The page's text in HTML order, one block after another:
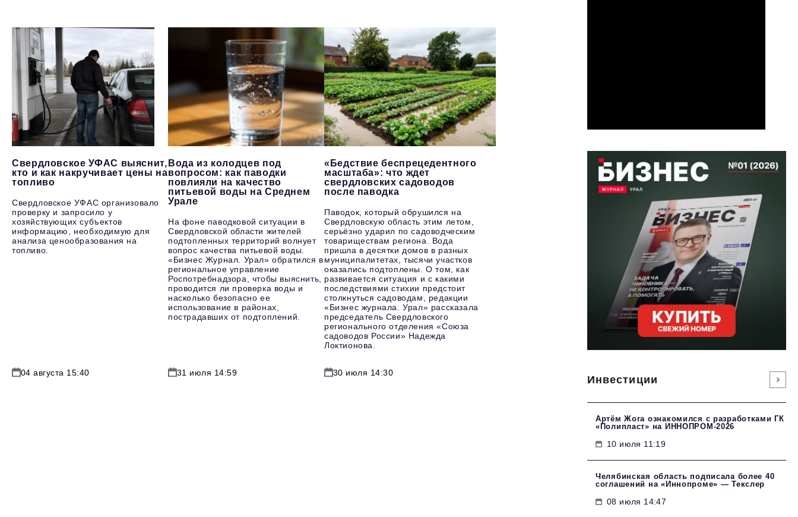
Свердловское УФАС выяснит,
кто и как накручивает цены на
топливо
Свердловское УФАС организовало
проверку и запросило у
хозяйствующих субъектов
информацию, необходимую для
анализа ценообразования на
топливо.
04 августа 15:40
Вода из колодцев под
вопросом: как паводки
повлияли на качество
питьевой воды на Среднем
Урале
На фоне паводковой ситуации в
Свердловской области жителей
подтопленных территорий волнует
вопрос качества питьевой воды.
«Бизнес Журнал. Урал» обратился в
региональное управление
Роспотребнадзора, чтобы выяснить,
проводится ли проверка воды и
насколько безопасно ее
использование в районах,
пострадавших от подтоплений.
31 июля 14:59
«Бедствие беспрецедентного
масштаба»: что ждет
свердловских садоводов
после паводка
Паводок, который обрушился на
Свердловскую область этим летом,
серьёзно ударил по садоводческим
товариществам региона. Вода
пришла в десятки домов в разных
муниципалитетах, тысячи участков
оказались подтоплены. О том, как
развивается ситуация и с какими
последствиями стихии предстоит
столкнуться садоводам, редакции
«Бизнес журнала. Урал» рассказала
председатель Свердловского
регионального отделения «Союза
садоводов России» Надежда
Локтионова.
30 июля 14:30
Инвестиции
Артём Жога ознакомился с разработками ГК
«Полипласт» на ИННОПРОМ-2026
10 июля 11:19
Челябинская область подписала более 40
соглашений на «Иннопроме» — Текслер
08 июля 14:47